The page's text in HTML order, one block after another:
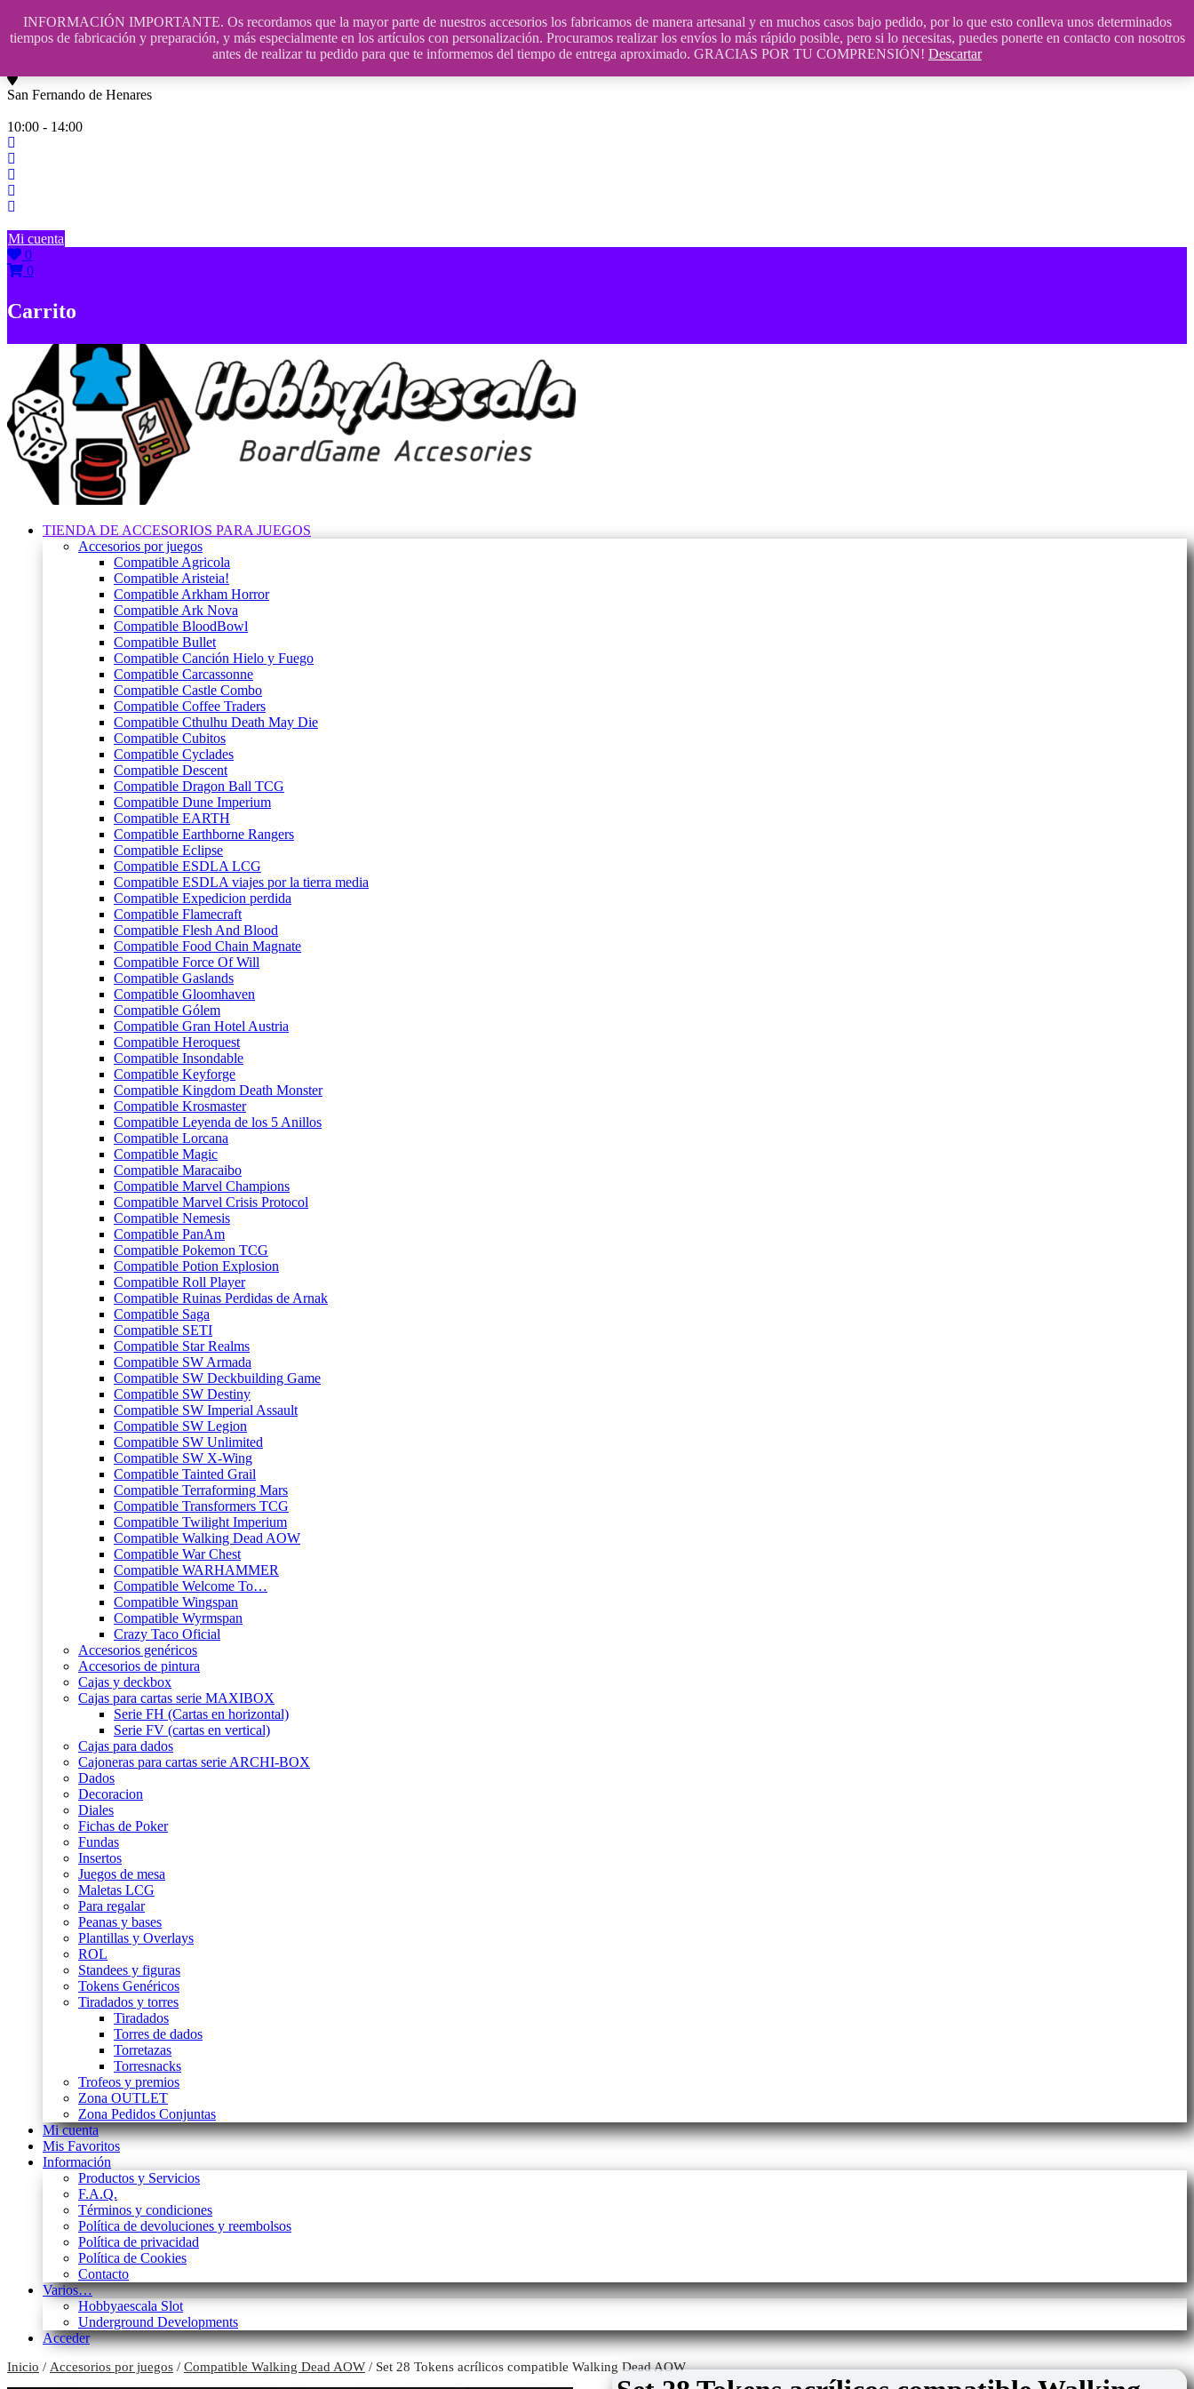
INFORMACIÓN IMPORTANTE. Os recordamos que la mayor parte de nuestros accesorios los fabricamos de manera artesanal y en muchos casos bajo pedido, por lo que esto conlleva unos determinados
tiempos de fabricación y preparación, y más especialmente en los artículos con personalización. Procuramos realizar los envíos lo más rápido posible, pero si lo necesitas, puedes ponerte en contacto con nosotros
antes de realizar tu pedido para que te informemos del tiempo de entrega aproximado. GRACIAS POR TU COMPRENSIÓN! Descartar
Saltar
contenido
609241475 SOLO DE 10:00 a 14:00
San Fernando de Henares
10:00 - 14:00
Mi cuenta
0
0
Carrito
TIENDA DE ACCESORIOS PARA JUEGOS
Accesorios por juegos
Compatible Agricola
Compatible Aristeia!
Compatible Arkham Horror
Compatible Ark Nova
Compatible BloodBowl
Compatible Bullet
Compatible Canción Hielo y Fuego
Compatible Carcassonne
Compatible Castle Combo
Compatible Coffee Traders
Compatible Cthulhu Death May Die
Compatible Cubitos
Compatible Cyclades
Compatible Descent
Compatible Dragon Ball TCG
Compatible Dune Imperium
Compatible EARTH
Compatible Earthborne Rangers
Compatible Eclipse
Compatible ESDLA LCG
Compatible ESDLA viajes por la tierra media
Compatible Expedicion perdida
Compatible Flamecraft
Compatible Flesh And Blood
Compatible Food Chain Magnate
Compatible Force Of Will
Compatible Gaslands
Compatible Gloomhaven
Compatible Gólem
Compatible Gran Hotel Austria
Compatible Heroquest
Compatible Insondable
Compatible Keyforge
Compatible Kingdom Death Monster
Compatible Krosmaster
Compatible Leyenda de los 5 Anillos
Compatible Lorcana
Compatible Magic
Compatible Maracaibo
Compatible Marvel Champions
Compatible Marvel Crisis Protocol
Compatible Nemesis
Compatible PanAm
Compatible Pokemon TCG
Compatible Potion Explosion
Compatible Roll Player
Compatible Ruinas Perdidas de Arnak
Compatible Saga
Compatible SETI
Compatible Star Realms
Compatible SW Armada
Compatible SW Deckbuilding Game
Compatible SW Destiny
Compatible SW Imperial Assault
Compatible SW Legion
Compatible SW Unlimited
Compatible SW X-Wing
Compatible Tainted Grail
Compatible Terraforming Mars
Compatible Transformers TCG
Compatible Twilight Imperium
Compatible Walking Dead AOW
Compatible War Chest
Compatible WARHAMMER
Compatible Welcome To…
Compatible Wingspan
Compatible Wyrmspan
Crazy Taco Oficial
Accesorios genéricos
Accesorios de pintura
Cajas y deckbox
Cajas para cartas serie MAXIBOX
Serie FH (Cartas en horizontal)
Serie FV (cartas en vertical)
Cajas para dados
Cajoneras para cartas serie ARCHI-BOX
Dados
Decoracion
Diales
Fichas de Poker
Fundas
Insertos
Juegos de mesa
Maletas LCG
Para regalar
Peanas y bases
Plantillas y Overlays
ROL
Standees y figuras
Tokens Genéricos
Tiradados y torres
Tiradados
Torres de dados
Torretazas
Torresnacks
Trofeos y premios
Zona OUTLET
Zona Pedidos Conjuntas
Mi cuenta
Mis Favoritos
Información
Productos y Servicios
F.A.Q.
Términos y condiciones
Política de devoluciones y reembolsos
Política de privacidad
Política de Cookies
Contacto
Varios…
Hobbyaescala Slot
Underground Developments
Acceder
Inicio / Accesorios por juegos / Compatible Walking Dead AOW / Set 28 Tokens acrílicos compatible Walking Dead AOW